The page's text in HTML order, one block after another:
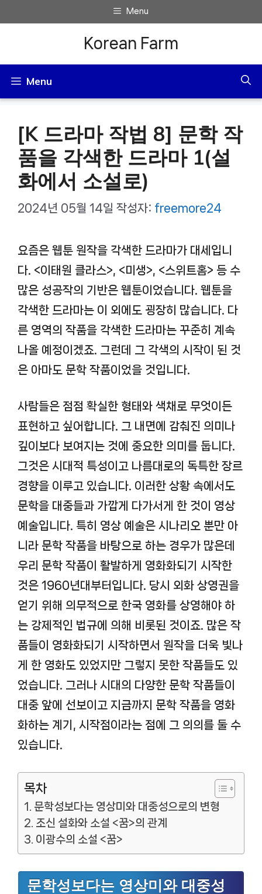
Menu
Korean Farm
Menu
[K 드라마 작법 8] 문학 작
품을 각색한 드라마 1(설
화에서 소설로)
2024년 05월 14일 작성자: freemore24
요즘은 웹툰 원작을 각색한 드라마가 대세입니
다. <이태원 클라스>, <미생>, <스위트홈> 등 수
많은 성공작의 기반은 웹툰이었습니다. 웹툰을
각색한 드라마는 이 외에도 굉장히 많습니다. 다
른 영역의 작품을 각색한 드라마는 꾸준히 계속
나올 예정이겠죠. 그런데 그 각색의 시작이 된 것
은 아마도 문학 작품이었을 것입니다.
사람들은 점점 확실한 형태와 색채로 무엇이든
표현하고 싶어합니다. 그 내면에 감춰진 의미나
깊이보다 보여지는 것에 중요한 의미를 둡니다.
그것은 시대적 특성이고 나름대로의 독특한 장르
경향을 이루고 있습니다. 이러한 상황 속에서도
문학을 대중들과 가깝게 다가서게 한 것이 영상
예술입니다. 특히 영상 예술은 시나리오 뿐만 아
니라 문학 작품을 바탕으로 하는 경우가 많은데
우리 문학 작품이 활발하게 영화화되기 시작한
것은 1960년대부터입니다. 당시 외화 상영권을
얻기 위해 의무적으로 한국 영화를 상영해야 하
는 강제적인 법규에 의해 비롯된 것이죠. 많은 작
품들이 영화화되기 시작하면서 원작을 더욱 빛나
게 한 영화도 있었지만 그렇지 못한 작품들도 있
었습니다. 그러나 시대의 다양한 문학 작품들이
대중 앞에 선보이고 지금까지 문학 작품을 영화
화하는 계기, 시작점이라는 점에 그 의의를 둘 수
있습니다.
목차
문학성보다는 영상미와 대중성으로의 변형
조신 설화와 소설 <꿈>의 관계
이광수의 소설 <꿈>
문학성보다는 영상미와 대중성